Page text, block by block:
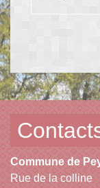
Commune de
Rue de la colline